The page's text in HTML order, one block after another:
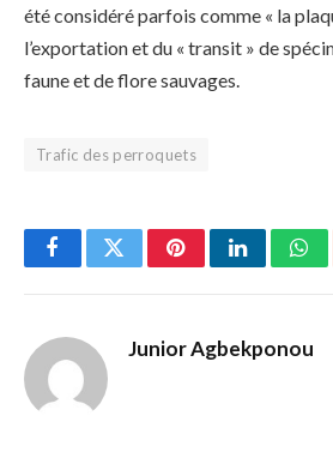
été considéré parfois comme « la
l’exportation et du « transit » de
faune et de flore sauvages.
Trafic des perroquets
FacebookTwitterPinterestLinkedIn
Junior Agbekponou